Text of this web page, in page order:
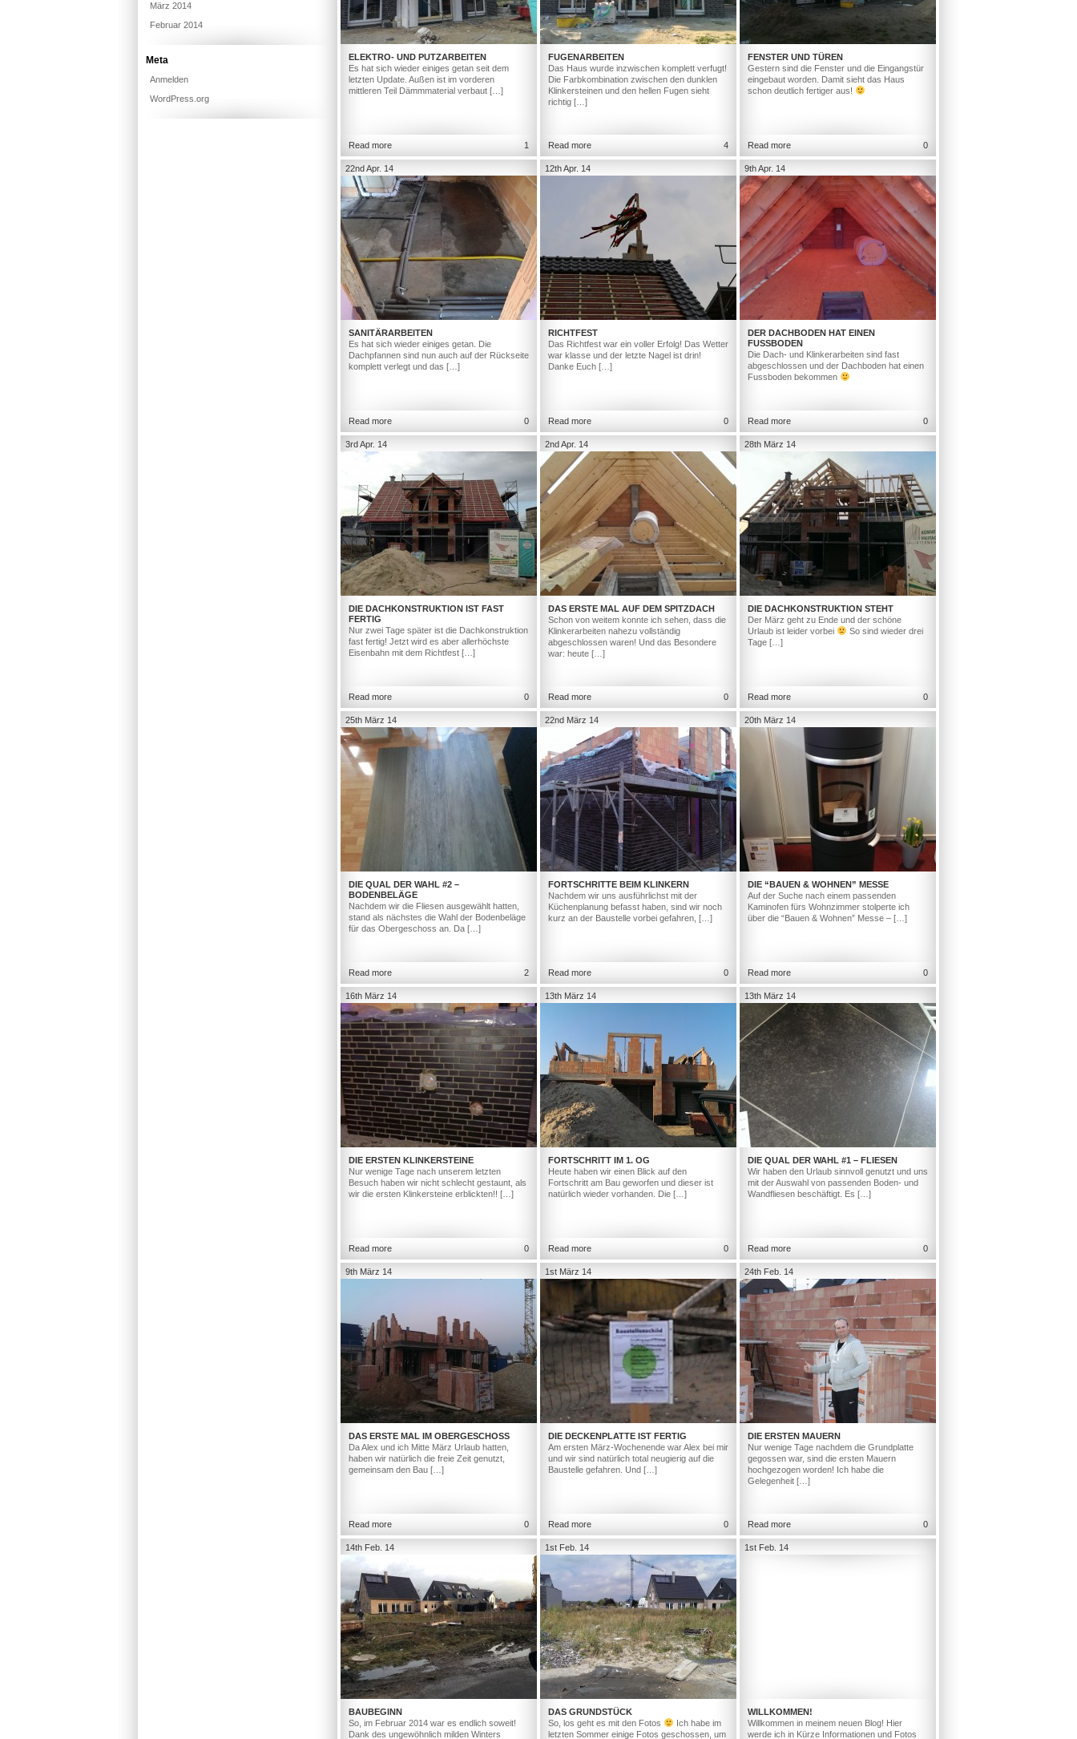
ELEKTRO- UND PUTZARBEITEN
Es hat sich wieder einiges getan seit dem
letzten Update. Außen ist im vorderen
mittleren Teil Dämmmaterial verbaut […]
Read more 1
FUGENARBEITEN
Das Haus wurde inzwischen komplett verfugt!
Die Farbkombination zwischen den dunklen
Klinkersteinen und den hellen Fugen sieht
richtig […]
Read more 4
FENSTER UND TÜREN
Gestern sind die Fenster und die Eingangstür
eingebaut worden. Damit sieht das Haus
schon deutlich fertiger aus!
Read more 0
22nd Apr. 14
SANITÄRARBEITEN
Es hat sich wieder einiges getan. Die
Dachpfannen sind nun auch auf der Rückseite
komplett verlegt und das […]
Read more 0
12th Apr. 14
RICHTFEST
Das Richtfest war ein voller Erfolg! Das Wetter
war klasse und der letzte Nagel ist drin!
Danke Euch […]
Read more 0
9th Apr. 14
DER DACHBODEN HAT EINEN
FUSSBODEN
Die Dach- und Klinkerarbeiten sind fast
abgeschlossen und der Dachboden hat einen
Fussboden bekommen
Read more 0
3rd Apr. 14
DIE DACHKONSTRUKTION IST FAST
FERTIG
Nur zwei Tage später ist die Dachkonstruktion
fast fertig! Jetzt wird es aber allerhöchste
Eisenbahn mit dem Richtfest […]
Read more 0
2nd Apr. 14
DAS ERSTE MAL AUF DEM SPITZDACH
Schon von weitem konnte ich sehen, dass die
Klinkerarbeiten nahezu vollständig
abgeschlossen waren! Und das Besondere
war: heute […]
Read more 0
28th März 14
DIE DACHKONSTRUKTION STEHT
Der März geht zu Ende und der schöne
Urlaub ist leider vorbei
So sind wieder drei
Tage […]
Read more 0
25th März 14
DIE QUAL DER WAHL #2 –
BODENBELÄGE
Nachdem wir die Fliesen ausgewählt hatten,
stand als nächstes die Wahl der Bodenbeläge
für das Obergeschoss an. Da […]
Read more 2
22nd März 14
FORTSCHRITTE BEIM KLINKERN
Nachdem wir uns ausführlichst mit der
Küchenplanung befasst haben, sind wir noch
kurz an der Baustelle vorbei gefahren, […]
Read more 0
20th März 14
DIE “BAUEN & WOHNEN” MESSE
Auf der Suche nach einem passenden
Kaminofen fürs Wohnzimmer stolperte ich
über die “Bauen & Wohnen” Messe – […]
Read more 0
16th März 14
DIE ERSTEN KLINKERSTEINE
Nur wenige Tage nach unserem letzten
Besuch haben wir nicht schlecht gestaunt, als
wir die ersten Klinkersteine erblickten!! […]
Read more 0
13th März 14
FORTSCHRITT IM 1. OG
Heute haben wir einen Blick auf den
Fortschritt am Bau geworfen und dieser ist
natürlich wieder vorhanden. Die […]
Read more 0
13th März 14
DIE QUAL DER WAHL #1 – FLIESEN
Wir haben den Urlaub sinnvoll genutzt und uns
mit der Auswahl von passenden Boden- und
Wandfliesen beschäftigt. Es […]
Read more 0
9th März 14
DAS ERSTE MAL IM OBERGESCHOSS
Da Alex und ich Mitte März Urlaub hatten,
haben wir natürlich die freie Zeit genutzt,
gemeinsam den Bau […]
Read more 0
1st März 14
DIE DECKENPLATTE IST FERTIG
Am ersten März-Wochenende war Alex bei mir
und wir sind natürlich total neugierig auf die
Baustelle gefahren. Und […]
Read more 0
24th Feb. 14
DIE ERSTEN MAUERN
Nur wenige Tage nachdem die Grundplatte
gegossen war, sind die ersten Mauern
hochgezogen worden! Ich habe die
Gelegenheit […]
Read more 0
14th Feb. 14
BAUBEGINN
So, im Februar 2014 war es endlich soweit!
Dank des ungewöhnlich milden Winters
1st Feb. 14
DAS GRUNDSTÜCK
So, los geht es mit den Fotos
Ich habe im
letzten Sommer einige Fotos geschossen, um
1st Feb. 14
WILLKOMMEN!
Willkommen in meinem neuen Blog! Hier
werde ich in Kürze Informationen und Fotos
März 2014
Februar 2014
Meta
Anmelden
WordPress.org